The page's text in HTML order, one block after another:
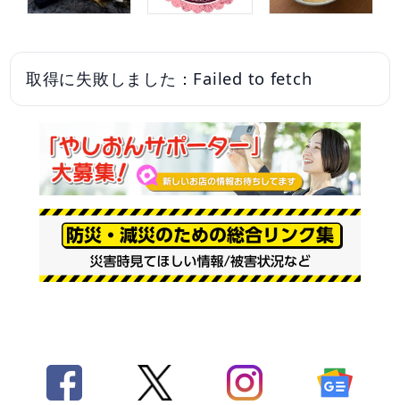
取得に失敗しました：Failed to fetch